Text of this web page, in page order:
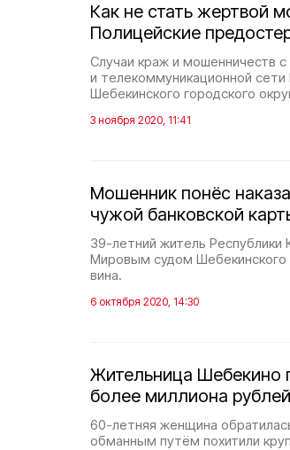
Как не стать жертвой
Полицейские
Случаи краж и мошенничеств
и телекоммуникационной
Шебекинского городского
3 ноября 2020, 11:41
Мошенник понёс
чужой банковской
39-летний житель
Мировым судом Шебекинского
вина.
6 октября 2020, 14:30
Жительница Шебекино
более миллиона рублей
60-летняя женщина
обманным путём похитили